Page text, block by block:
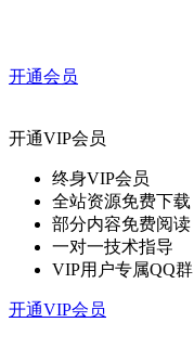
开通会员
开通VIP会员
终身VIP会员
全站资源免费下载
部分内容免费阅读
一对一技术指导
VIP用户专属QQ群
开通VIP会员